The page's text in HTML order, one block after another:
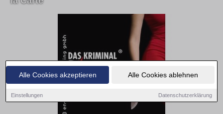
Alle Cookies akzeptieren Alle Cookies ablehnen
Einstellungen Datenschutzerklärung